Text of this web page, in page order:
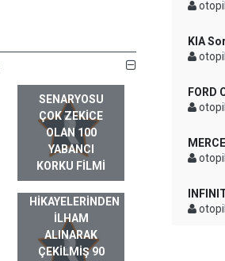
SENARYOSU
ÇOK ZEKICE
OLAN 100
YABANCI
KORKU FILMI
GERÇEK HAYAT
HIKAYELERINDEN
ILHAM
ALINARAK
ÇEKILMIŞ 90
KIA